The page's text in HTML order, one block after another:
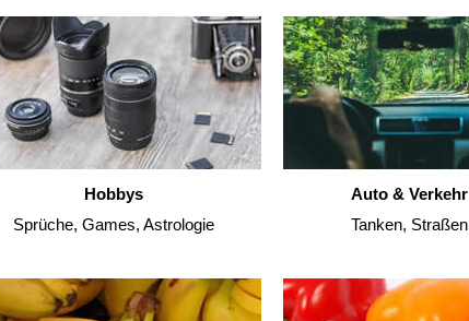
Hobbys
Sprüche, Games, Astrologie
Auto & Verkehr
Tanken, Straßen